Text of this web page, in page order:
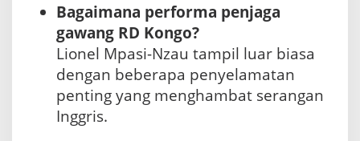
Bagaimana performa penjaga
gawang RD Kongo?
Lionel Mpasi-Nzau tampil luar biasa
dengan beberapa penyelamatan
penting yang menghambat serangan
Inggris.